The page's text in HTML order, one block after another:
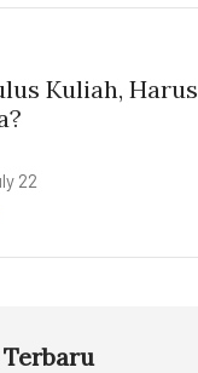
Kuliah, Harus
22